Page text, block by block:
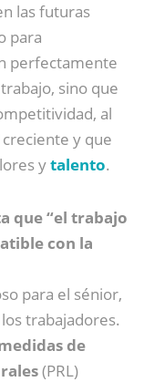
las futuras
para
perfectamente
sino que
al
y que
ytalento.
que “el trabajo
con la
para el sénior,
trabajadores.
de
(PRL)